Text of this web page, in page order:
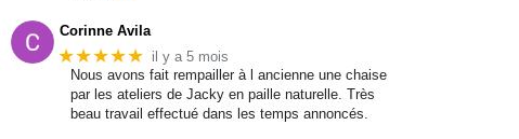
Corinne Avila
★★★★★ il y a 5 mois
Nous avons fait rempailler à l ancienne une chaise
par les ateliers de Jacky en paille naturelle. Très
beau travail effectué dans les temps annoncés.